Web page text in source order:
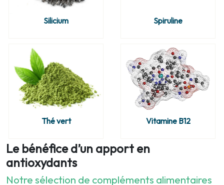
Le bénéfice d’un apport en
antioxydants
Notre sélection de compléments alimentaires
Silicium Spiruline
Thé vert Vitamine B12